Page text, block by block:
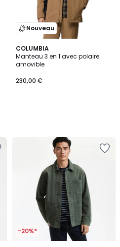
Nouveau
COLUMBIA
Manteau 3 en 1 avec polaire
amovible
230,00 €
-20%*